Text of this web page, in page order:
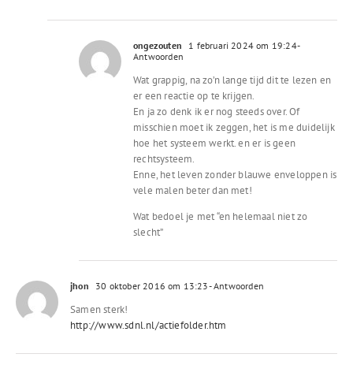
ongezouten 1 februari 2024 om 19:24-
Antwoorden
Wat grappig, na zo’n lange tijd dit te lezen en
er een reactie op te krijgen.
En ja zo denk ik er nog steeds over. Of
misschien moet ik zeggen, het is me duidelijk
hoe het systeem werkt. en er is geen
rechtsysteem.
Enne, het leven zonder blauwe enveloppen is
vele malen beter dan met!
Wat bedoel je met “en helemaal niet zo
slecht”
jhon 30 oktober 2016 om 13:23- Antwoorden
Samen sterk!
http://www.sdnl.nl/actiefolder.htm